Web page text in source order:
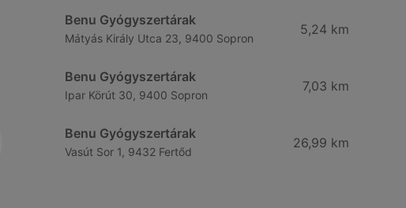
Benu Gyógyszertárak
Mátyás Király Utca 23, 9400 Sopron
5,24 km
Benu Gyógyszertárak
Ipar Körút 30, 9400 Sopron
7,03 km
Benu Gyógyszertárak
Vasút Sor 1, 9432 Fertőd
26,99 km